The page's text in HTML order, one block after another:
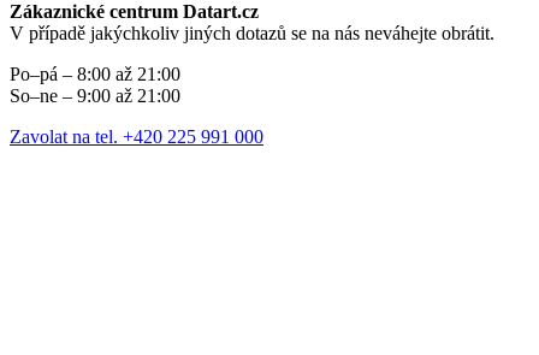
Zákaznické centrum Datart.cz
V případě jakýchkoliv jiných dotazů se na nás neváhejte obrátit.
Po–pá – 8:00 až 21:00
So–ne – 9:00 až 21:00
Zavolat na tel. +420 225 991 000